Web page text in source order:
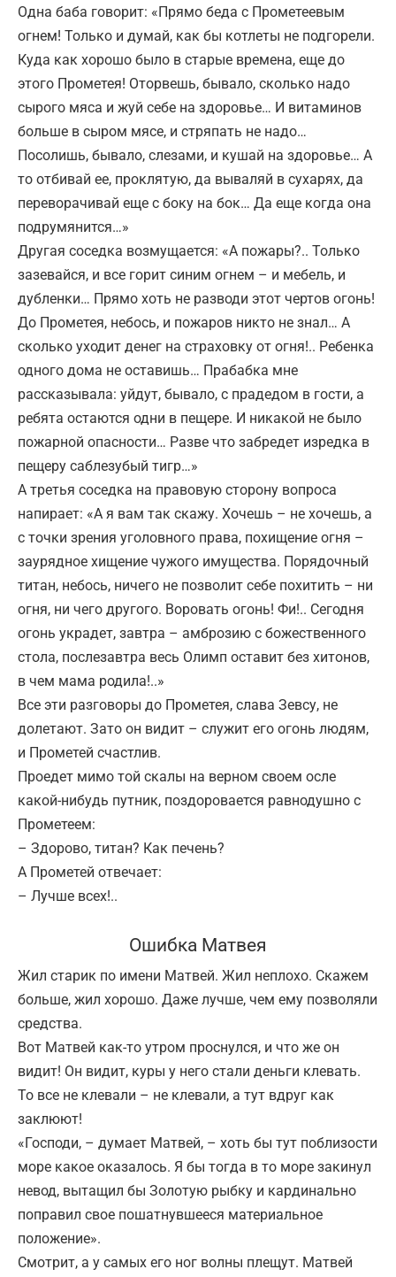
Одна баба говорит: «Прямо беда с Прометеевым
огнем! Только и думай, как бы котлеты не подгорели.
Куда как хорошо было в старые времена, еще до
этого Прометея! Оторвешь, бывало, сколько надо
сырого мяса и жуй себе на здоровье… И витаминов
больше в сыром мясе, и стряпать не надо…
Посолишь, бывало, слезами, и кушай на здоровье… А
то отбивай ее, проклятую, да вываляй в сухарях, да
переворачивай еще с боку на бок… Да еще когда она
подрумянится…»
Другая соседка возмущается: «А пожары?.. Только
зазевайся, и все горит синим огнем – и мебель, и
дубленки… Прямо хоть не разводи этот чертов огонь!
До Прометея, небось, и пожаров никто не знал… А
сколько уходит денег на страховку от огня!.. Ребенка
одного дома не оставишь… Прабабка мне
рассказывала: уйдут, бывало, с прадедом в гости, а
ребята остаются одни в пещере. И никакой не было
пожарной опасности… Разве что забредет изредка в
пещеру саблезубый тигр…»
А третья соседка на правовую сторону вопроса
напирает: «А я вам так скажу. Хочешь – не хочешь, а
с точки зрения уголовного права, похищение огня –
заурядное хищение чужого имущества. Порядочный
титан, небось, ничего не позволит себе похитить – ни
огня, ни чего другого. Воровать огонь! Фи!.. Сегодня
огонь украдет, завтра – амброзию с божественного
стола, послезавтра весь Олимп оставит без хитонов,
в чем мама родила!..»
Все эти разговоры до Прометея, слава Зевсу, не
долетают. Зато он видит – служит его огонь людям,
и Прометей счастлив.
Проедет мимо той скалы на верном своем осле
какой-нибудь путник, поздоровается равнодушно с
Прометеем:
– Здорово, титан? Как печень?
А Прометей отвечает:
– Лучше всех!..
Ошибка Матвея
Жил старик по имени Матвей. Жил неплохо. Скажем
больше, жил хорошо. Даже лучше, чем ему позволяли
средства.
Вот Матвей как-то утром проснулся, и что же он
видит! Он видит, куры у него стали деньги клевать.
То все не клевали – не клевали, а тут вдруг как
заклюют!
«Господи, – думает Матвей, – хоть бы тут поблизости
море какое оказалось. Я бы тогда в то море закинул
невод, вытащил бы Золотую рыбку и кардинально
поправил свое пошатнувшееся материальное
положение».
Смотрит, а у самых его ног волны плещут. Матвей